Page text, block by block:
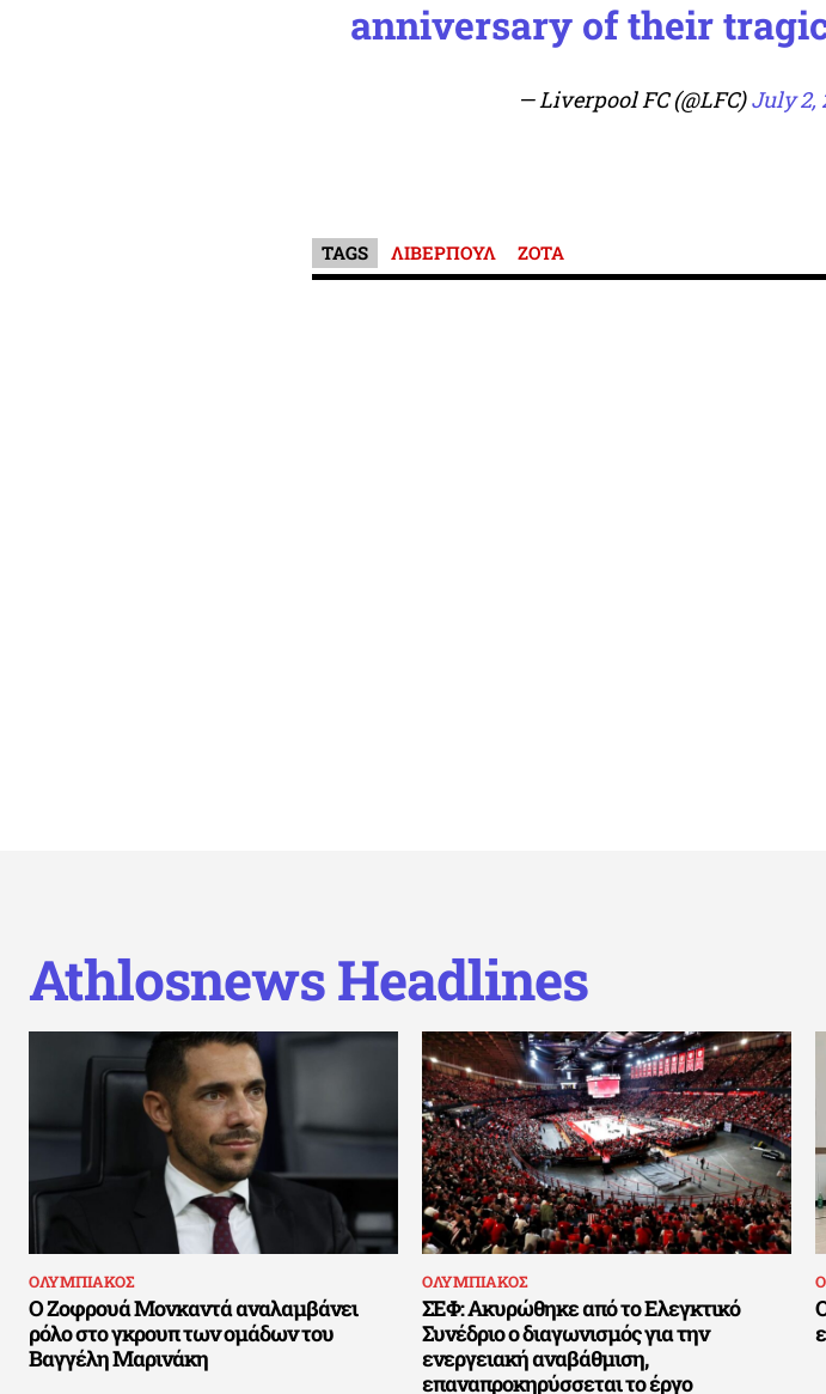
anniversary of their
— Liverpool FC (@LFC)July 2,
TAGS ΛΙΒΕΡΠΟΥΛ ΖΟΤΑ
Athlosnews Headlines
ΟΛΥΜΠΙΑΚΟΣ
Ο Ζοφρουά Μονκαντά αναλαμβάνει
ρόλο στο γκρουπ των ομάδων του
Βαγγέλη Μαρινάκη
ΟΛΥΜΠΙΑΚΟΣ
ΣΕΦ: Ακυρώθηκε από το Ελεγκτικό
Συνέδριο ο διαγωνισμός για την
ενεργειακή αναβάθμιση,
επαναπροκηρύσσεται το έργο